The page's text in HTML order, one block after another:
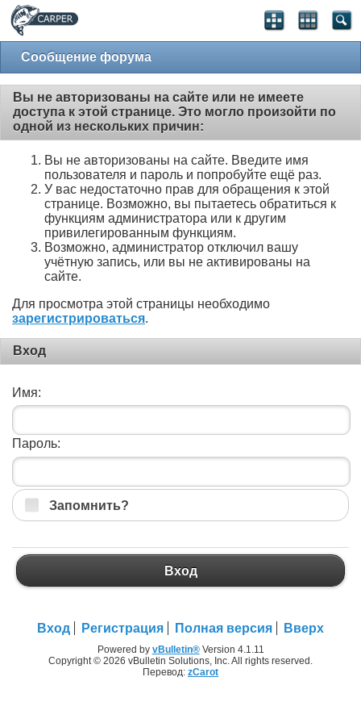
Сообщение форума
Вы не авторизованы на сайте или не имеете
доступа к этой странице. Это могло произойти по
одной из нескольких причин:
Вы не авторизованы на сайте. Введите имя
пользователя и пароль и попробуйте ещё раз.
У вас недостаточно прав для обращения к этой
странице. Возможно, вы пытаетесь обратиться к
функциям администратора или к другим
привилегированным функциям.
Возможно, администратор отключил вашу
учётную запись, или вы не активированы на
сайте.
Для просмотра этой страницы необходимо
зарегистрироваться.
Вход
Имя:
Пароль:
Запомнить?
Вход
Вход Регистрация Полная версия Вверх
Powered by vBulletin®Version 4.1.11
Copyright © 2026 vBulletin Solutions, Inc. All rights reserved.
Перевод: zCarot